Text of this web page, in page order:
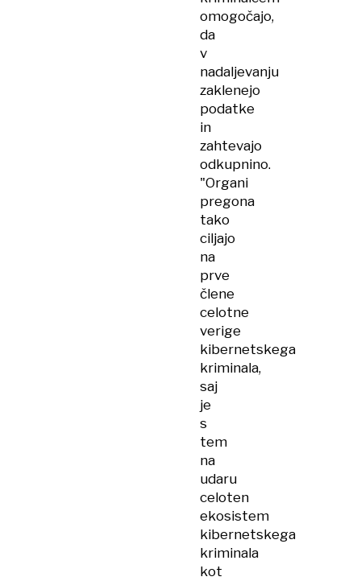
omogočajo,
da
v
nadaljevanju
zaklenejo
podatke
in
zahtevajo
odkupnino.
"Organi
pregona
tako
ciljajo
na
prve
člene
celotne
verige
kibernetskega
kriminala,
saj
je
s
tem
na
udaru
celoten
ekosistem
kibernetskega
kriminala
kot